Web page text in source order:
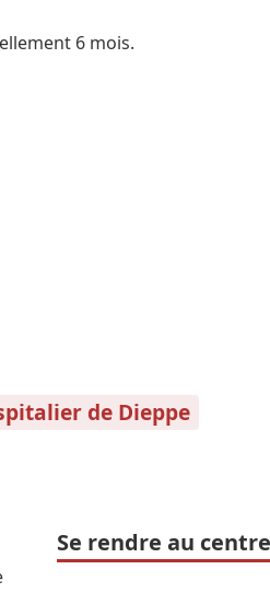
6 mois.
de Dieppe
Se rendre au